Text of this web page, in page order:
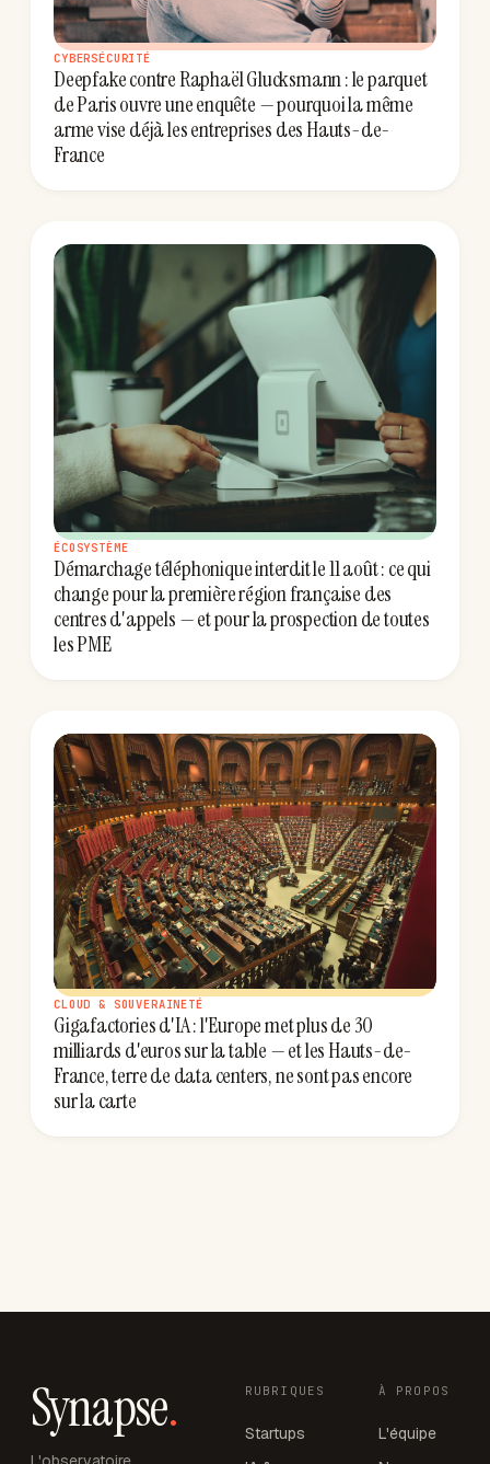
CYBERSÉCURITÉ
Deepfake contre Raphaël Glucksmann : le parquet
de Paris ouvre une enquête — pourquoi la même
arme vise déjà les entreprises des Hauts-de-
France
ÉCOSYSTÈME
Démarchage téléphonique interdit le 11 août : ce qui
change pour la première région française des
centres d'appels — et pour la prospection de toutes
les PME
CLOUD & SOUVERAINETÉ
Gigafactories d'IA : l'Europe met plus de 30
milliards d'euros sur la table — et les Hauts-de-
France, terre de data centers, ne sont pas encore
sur la carte
Synapse. RUBRIQUES
Startups
À PROPOS
L'équipe